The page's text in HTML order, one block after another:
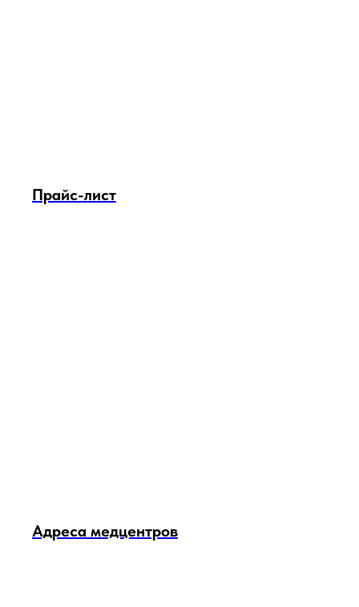
Прайс-лист
Адреса медцентров